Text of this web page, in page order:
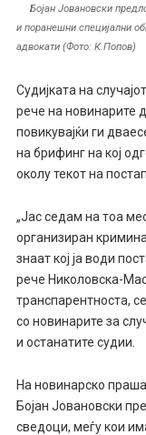
Бојан Јовановски
и поранешни специјални
адвокати (Фото: К.Попов)
Судијката на
рече на новинарите
повикувајќи ги
на брифинг на кој
околу текот на
„Јас седам на тоа
организиран
знаат кој ја води
рече Николовска-
транспарентноста,
со новинарите за
и останатите судии.
На новинарско
Бојан Јовановски
сведоци, меѓу кои